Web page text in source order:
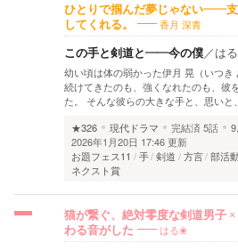
ひとりで掴んだ夢じゃない――
してくれる。
香月 深青
この手と剣道と――今の僕／は
幼い頃は体の弱かった伊月 晃（いつ
続けてきたのも、強くなれたのも、彼
た。 そんな彼らの大きな手と、思い
★326
現代ドラマ 完結済5話
2026年1月20日 17:46 更新
お題フェス11
手 剣道 方言 部活
ネクスト賞
猫が繋ぐ、絶対零度な剣道男子
わる音がした
はる❀